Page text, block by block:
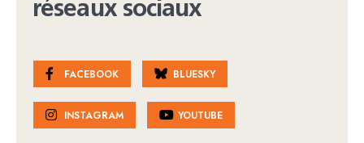
réseaux sociaux
FACEBOOK BLUESKY
INSTAGRAM YOUTUBE